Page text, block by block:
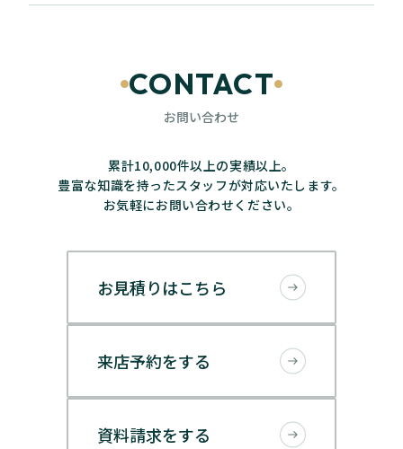
CONTACT
お問い合わせ
累計10,000件以上の実績以上。
豊富な知識を持ったスタッフが対応いたします。
お気軽にお問い合わせください。
お見積りはこちら
来店予約をする
資料請求をする